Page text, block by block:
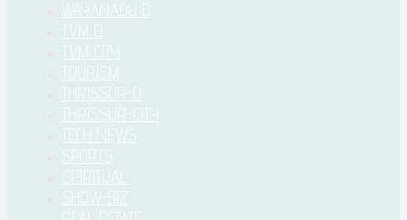
WAYANADU D
TVM D
TVM CITY
TOURISM
THRISSUR-D
THRISSUR-CITY
TECH NEWS
SPORTS
SPIRITUAL
SHOW-BIZ